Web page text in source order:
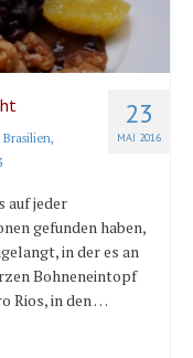
23
MAI 2016
Brasilien,
auf jeder
gefunden haben,
in der es an
Bohneneintopf
Rios, in den …